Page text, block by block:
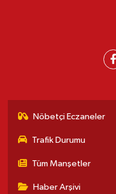
Nöbetçi Eczaneler
Trafik Durumu
Tüm Manşetler
Haber Arşivi